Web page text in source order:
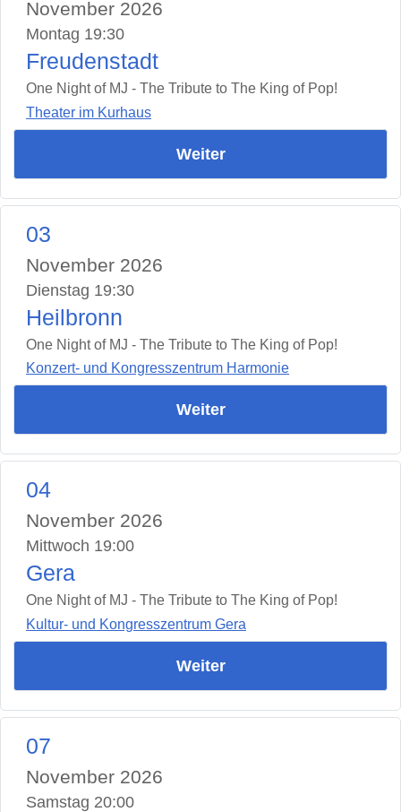
November 2026
Montag 19:30
Freudenstadt
One Night of MJ - The Tribute to The King of Pop!
Theater im Kurhaus
Weiter
03
November 2026
Dienstag 19:30
Heilbronn
One Night of MJ - The Tribute to The King of Pop!
Konzert- und Kongresszentrum Harmonie
Weiter
04
November 2026
Mittwoch 19:00
Gera
One Night of MJ - The Tribute to The King of Pop!
Kultur- und Kongresszentrum Gera
Weiter
07
November 2026
Samstag 20:00